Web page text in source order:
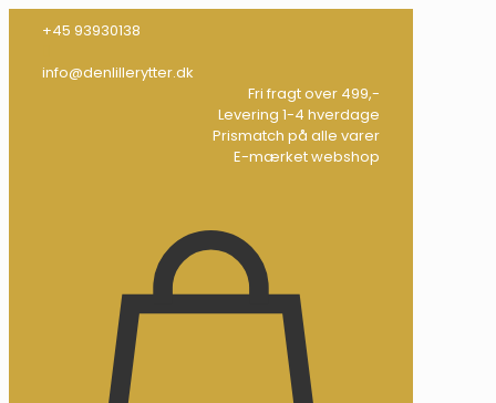
+45 93930138
info@denlillerytter.dk
Fri fragt over 499,-
Levering 1-4 hverdage
Prismatch på alle varer
E-mærket webshop